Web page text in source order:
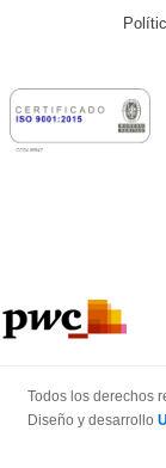
Todos los derechos
Diseño y desarrollo